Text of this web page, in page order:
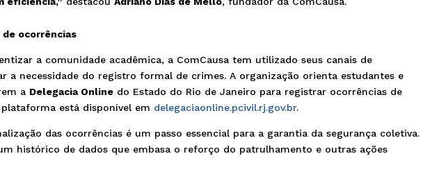
ocorrências
a comunidade acadêmica, a ComCausa tem utilizado seus canais de
a necessidade do registro formal de crimes. A organização orienta estudantes e
a Delegacia Online do Estado do Rio de Janeiro para registrar ocorrências de
está disponível em delegaciaonline.pcivil.rj.gov.br.
das ocorrências é um passo essencial para a garantia da segurança coletiva.
histórico de dados que embasa o reforço do patrulhamento e outras ações